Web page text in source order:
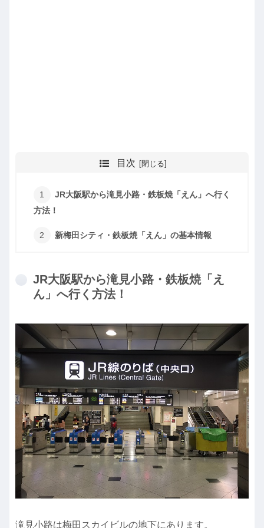
目次
JR大阪駅から滝見小路・鉄板焼「えん」へ行く
方法！
新梅田シティ・鉄板焼「えん」の基本情報
JR大阪駅から滝見小路・鉄板焼「え
ん」へ行く方法！
滝見小路は梅田スカイビルの地下にあります。